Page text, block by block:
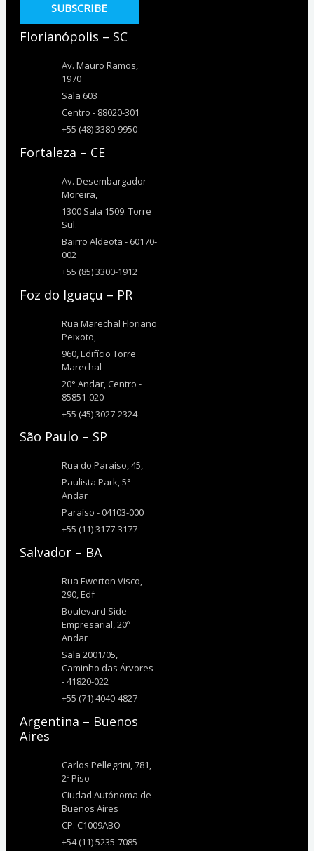
SUBSCRIBE
Florianópolis – SC
Av. Mauro Ramos,
1970
Sala 603
Centro - 88020-301
+55 (48) 3380-9950
Fortaleza – CE
Av. Desembargador
Moreira,
1300 Sala 1509. Torre
Sul.
Bairro Aldeota - 60170-
002
+55 (85) 3300-1912
Foz do Iguaçu – PR
Rua Marechal Floriano
Peixoto,
960, Edifício Torre
Marechal
20° Andar, Centro -
85851-020
+55 (45) 3027-2324
São Paulo – SP
Rua do Paraíso, 45,
Paulista Park, 5°
Andar
Paraíso - 04103-000
+55 (11) 3177-3177
Salvador – BA
Rua Ewerton Visco,
290, Edf
Boulevard Side
Empresarial, 20º
Andar
Sala 2001/05,
Caminho das Árvores
- 41820-022
+55 (71) 4040-4827
Argentina – Buenos
Aires
Carlos Pellegrini, 781,
2º Piso
Ciudad Autónoma de
Buenos Aires
CP: C1009ABO
+54 (11) 5235-7085